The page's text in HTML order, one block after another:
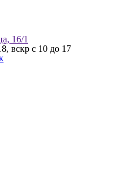
16/1
вскр с 10 до 17